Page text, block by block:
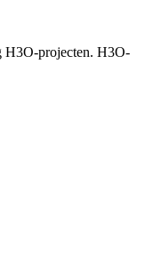
H3O-projecten. H3O-